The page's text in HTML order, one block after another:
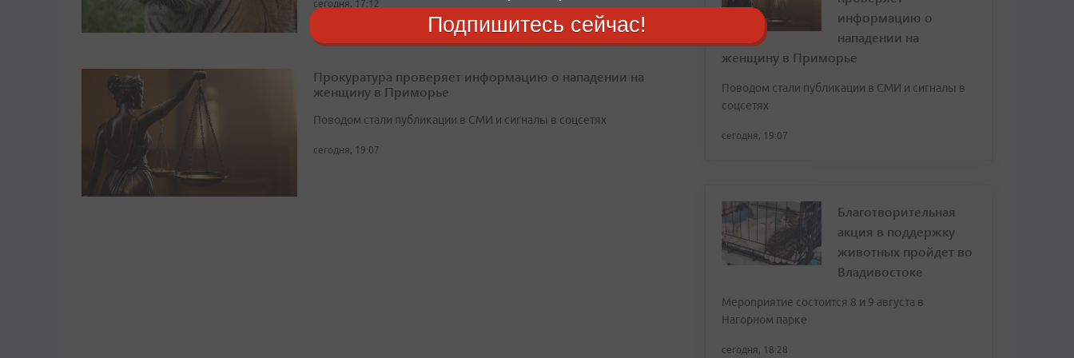
сегодня, 17:12
Прокуратура проверяет информацию о нападении на
женщину в Приморье
Поводом стали публикации в СМИ и сигналы в соцсетях
сегодня, 19:07
информацию о
нападении на
женщину в Приморье
Поводом стали публикации в СМИ и сигналы в
соцсетях
сегодня, 19:07
Благотворительная
акция в поддержку
животных пройдет во
Владивостоке
Мероприятие состоится 8 и 9 августа в
Нагорном парке
сегодня, 18:28
Подпишитесь сейчас!